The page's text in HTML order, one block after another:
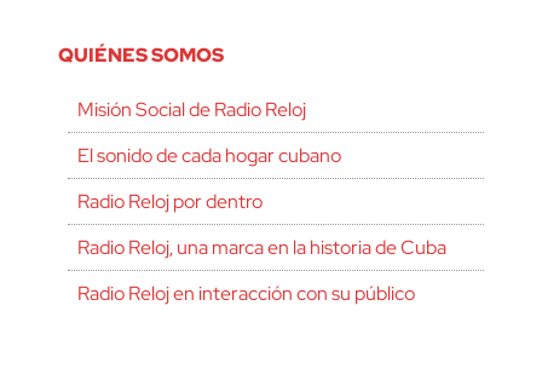
QUIÉNES SOMOS
Misión Social de Radio Reloj
El sonido de cada hogar cubano
Radio Reloj por dentro
Radio Reloj, una marca en la historia de Cuba
Radio Reloj en interacción con su público